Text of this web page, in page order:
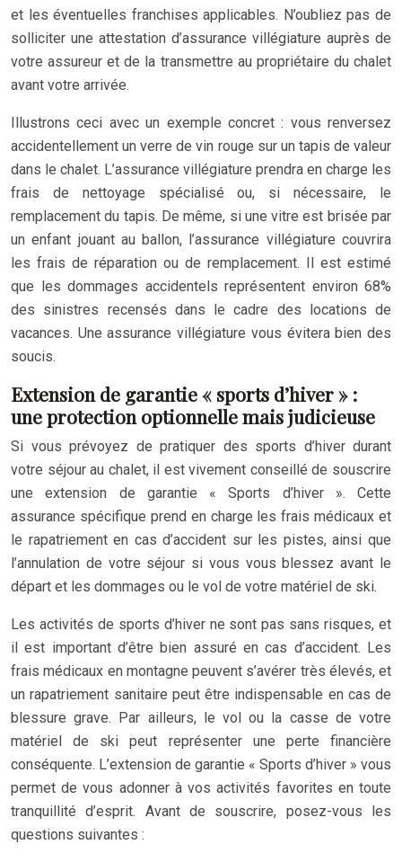
et les éventuelles franchises applicables. N’oubliez pas de
solliciter une attestation d’assurance villégiature auprès de
votre assureur et de la transmettre au propriétaire du chalet
avant votre arrivée.
Illustrons ceci avec un exemple concret : vous renversez
accidentellement un verre de vin rouge sur un tapis de valeur
dans le chalet. L’assurance villégiature prendra en charge les
frais de nettoyage spécialisé ou, si nécessaire, le
remplacement du tapis. De même, si une vitre est brisée par
un enfant jouant au ballon, l’assurance villégiature couvrira
les frais de réparation ou de remplacement. Il est estimé
que les dommages accidentels représentent environ 68%
des sinistres recensés dans le cadre des locations de
vacances. Une assurance villégiature vous évitera bien des
soucis.
Extension de garantie « sports d’hiver » :
une protection optionnelle mais judicieuse
Si vous prévoyez de pratiquer des sports d’hiver durant
votre séjour au chalet, il est vivement conseillé de souscrire
une extension de garantie « Sports d’hiver ». Cette
assurance spécifique prend en charge les frais médicaux et
le rapatriement en cas d’accident sur les pistes, ainsi que
l’annulation de votre séjour si vous vous blessez avant le
départ et les dommages ou le vol de votre matériel de ski.
Les activités de sports d’hiver ne sont pas sans risques, et
il est important d’être bien assuré en cas d’accident. Les
frais médicaux en montagne peuvent s’avérer très élevés, et
un rapatriement sanitaire peut être indispensable en cas de
blessure grave. Par ailleurs, le vol ou la casse de votre
matériel de ski peut représenter une perte financière
conséquente. L’extension de garantie « Sports d’hiver » vous
permet de vous adonner à vos activités favorites en toute
tranquillité d’esprit. Avant de souscrire, posez-vous les
questions suivantes :